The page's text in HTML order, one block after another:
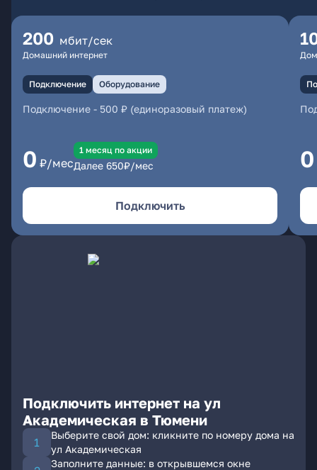
200 мбит/сек
Домашний интернет
Подключение Оборудование
Подключение - 500 ₽ (единоразовый платеж)
0 ₽/мес
1 месяц по акции
Далее 650₽/мес
Подключить
0
Подключить интернет на ул
Академическая в Тюмени
Выберите свой дом: кликните по номеру дома на
ул Академическая
Заполните данные: в открывшемся окне